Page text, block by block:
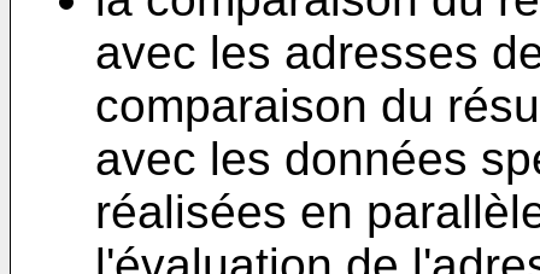
avec les adresses
comparaison du
avec les données
réalisées en